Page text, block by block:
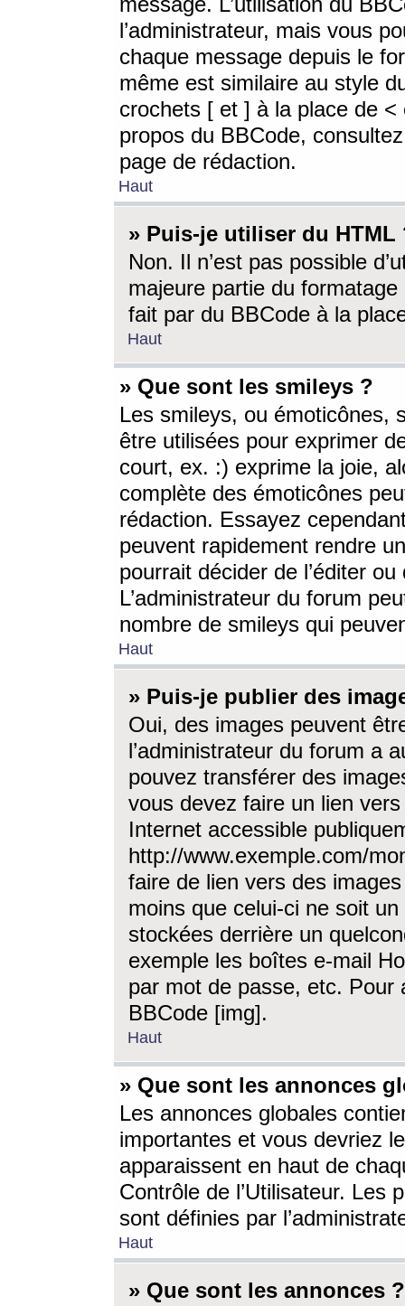
l’administrateur, mais vous
chaque message depuis le
même est similaire au style
crochets [ et ] à la place de <
propos du BBCode,
page de rédaction.
Haut
» Puis-je utiliser du HTML
Non. Il n’est pas possible
majeure partie du
fait par du BBCode à la
Haut
» Que sont les smileys ?
Les smileys, ou émoticônes,
être utilisées pour exprimer
court, ex. :) exprime la joie,
complète des émoticônes
rédaction. Essayez
peuvent rapidement rendre
pourrait décider de l’éditer
L’administrateur du forum
nombre de smileys qui
Haut
» Puis-je publier des
Oui, des images peuvent
l’administrateur du forum a
pouvez transférer des
vous devez faire un lien
Internet accessible
http://www.exemple.com/
faire de lien vers des
moins que celui-ci ne soit
stockées derrière un
exemple les boîtes e-mail
par mot de passe, etc. Pour
BBCode [img].
Haut
» Que sont les annonces
Les annonces globales
importantes et vous devriez
apparaissent en haut de
Contrôle de l’Utilisateur. Les
sont définies par
Haut
» Que sont les annonces ?